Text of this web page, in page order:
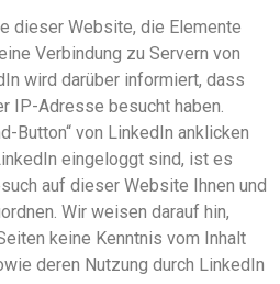
dieser Website, die Elemente
Verbindung zu Servern von
wird darüber informiert, dass
IP-Adresse besucht haben.
Button“ von LinkedIn anklicken
eingeloggt sind, ist es
auf dieser Website Ihnen und
Wir weisen darauf hin,
keine Kenntnis vom Inhalt
deren Nutzung durch LinkedIn